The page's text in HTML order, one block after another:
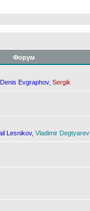
Форум
Denis Evgraphov, Sergik
Lesnikov, Vladimir Degtyarev